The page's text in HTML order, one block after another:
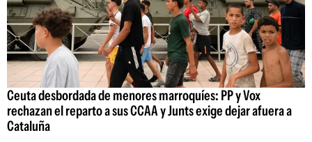
Ceuta desbordada de menores marroquíes: PP y Vox
rechazan el reparto a sus CCAA y Junts exige dejar afuera a
Cataluña